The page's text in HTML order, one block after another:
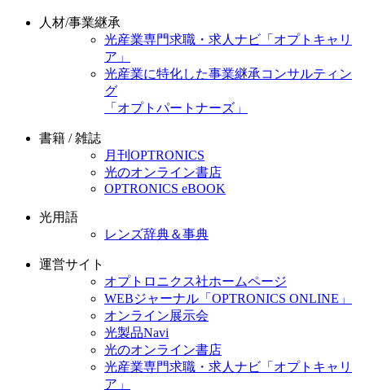
人材/事業継承
光産業専門求職・求人ナビ「オプトキャリ
ア」
光産業に特化した事業継承コンサルティン
グ
「オプトパートナーズ」
書籍 / 雑誌
月刊OPTRONICS
光のオンライン書店
OPTRONICS eBOOK
光用語
レンズ辞典＆事典
運営サイト
オプトロニクス社ホームページ
WEBジャーナル「OPTRONICS ONLINE」
オンライン展示会
光製品Navi
光のオンライン書店
光産業専門求職・求人ナビ「オプトキャリ
ア」